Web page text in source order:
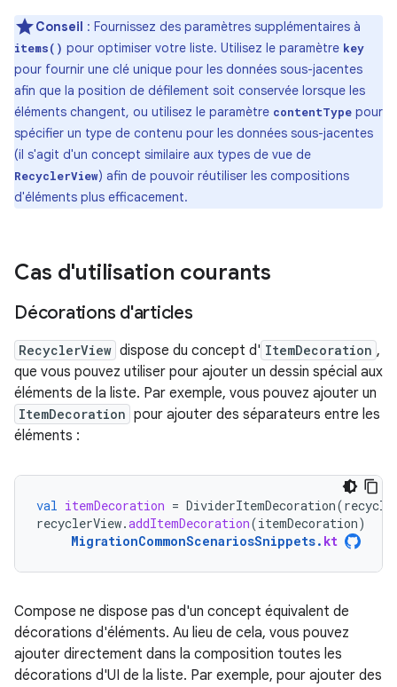
Conseil : Fournissez des paramètres supplémentaires à
items() pour optimiser votre liste. Utilisez le paramètre key
pour fournir une clé unique pour les données sous-jacentes
afin que la position de défilement soit conservée lorsque les
éléments changent, ou utilisez le paramètre contentType pour
spécifier un type de contenu pour les données sous-jacentes
(il s'agit d'un concept similaire aux types de vue de
RecyclerView) afin de pouvoir réutiliser les compositions
d'éléments plus efficacement.
Cas d'utilisation courants
Décorations d'articles
RecyclerView dispose du concept d' ItemDecoration ,
que vous pouvez utiliser pour ajouter un dessin spécial aux
éléments de la liste. Par exemple, vous pouvez ajouter un
ItemDecoration pour ajouter des séparateurs entre les
éléments :
val itemDecoration = DividerItemDecoration(
recyclerView.addItemDecoration(itemDecoration)
MigrationCommonScenariosSnippets. kt
Compose ne dispose pas d'un concept équivalent de
décorations d'éléments. Au lieu de cela, vous pouvez
ajouter directement dans la composition toutes les
décorations d'UI de la liste. Par exemple, pour ajouter des